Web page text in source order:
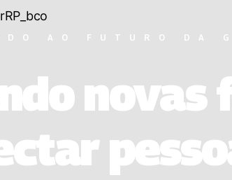
AO FUTURO DA
novas